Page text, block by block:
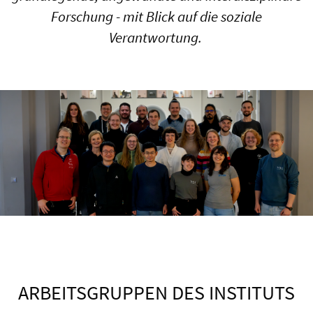
Forschung - mit Blick auf die soziale
Verantwortung.
ARBEITSGRUPPEN DES INSTITUTS